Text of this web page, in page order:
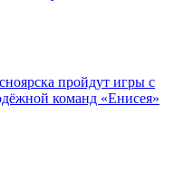
пройдут игры с
команд «Енисея»